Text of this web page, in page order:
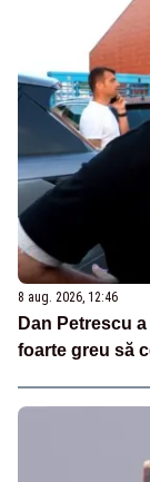
8 aug. 2026, 12:46
Dan Petrescu
foarte greu să